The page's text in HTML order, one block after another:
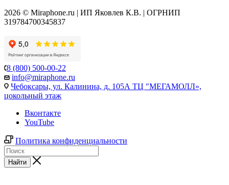
2026 © Miraphone.ru | ИП Яковлев К.В. | ОГРНИП
319784700345837
8 (800) 500-00-22
info@miraphone.ru
Чебоксары, ул. Калинина, д. 105А ТЦ "МЕГАМОЛЛ»,
цокольный этаж
Вконтакте
YouTube
Политика конфиденциальности
Найти